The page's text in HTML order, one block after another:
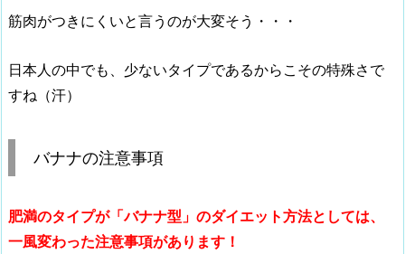
筋肉がつきにくいと言うのが大変そう・・・
日本人の中でも、少ないタイプであるからこその特殊さで
すね（汗）
バナナの注意事項
肥満のタイプが「バナナ型」のダイエット方法としては、
一風変わった注意事項があります！